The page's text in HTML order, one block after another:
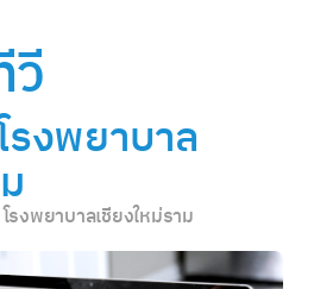
วี
รงพยาบาล
งพยาบาลเชียงใหม่ราม